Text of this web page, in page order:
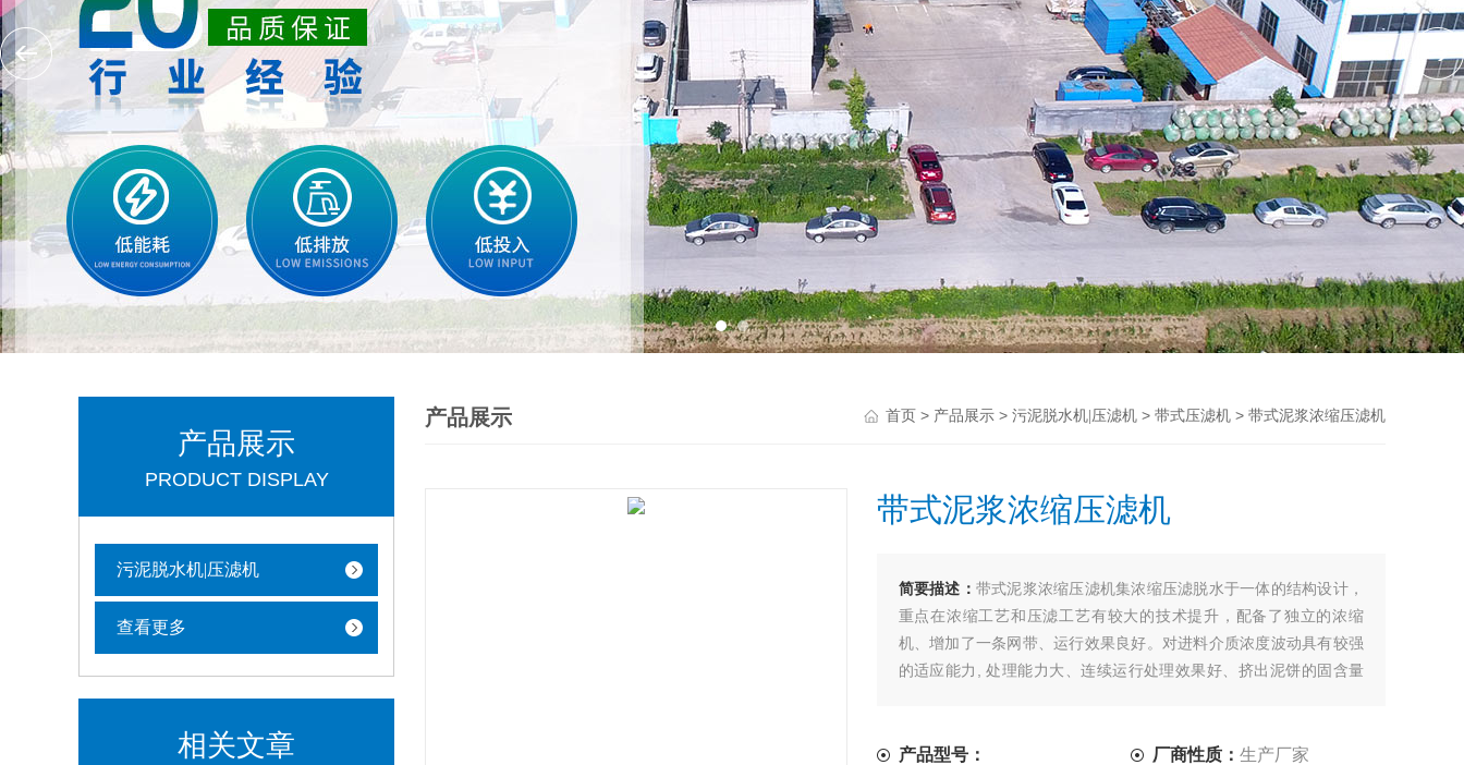
产品展示
PRODUCT DISPLAY
污泥脱水机|压滤机
查看更多
相关文章
产品展示 首页 > 产品展示 > 污泥脱水机|压滤机 > 带式压滤机 > 带式泥浆浓缩压滤机
带式泥浆浓缩压滤机
简要描述： 带式泥浆浓缩压滤机集浓缩压滤脱水于一体的结构设计，
重点在浓缩工艺和压滤工艺有较大的技术提升，配备了独立的浓缩
机、增加了一条网带、运行效果良好。对进料介质浓度波动具有较强
的适应能力, 处理能力大、连续运行处理效果好、挤出泥饼的固含量
产品型号： 厂商性质：生产厂家